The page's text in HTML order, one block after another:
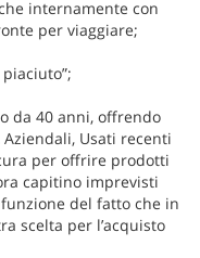
internamente con
per viaggiare;
da 40 anni, offrendo
Usati recenti
per offrire prodotti
capitino imprevisti
del fatto che in
scelta per l’acquisto